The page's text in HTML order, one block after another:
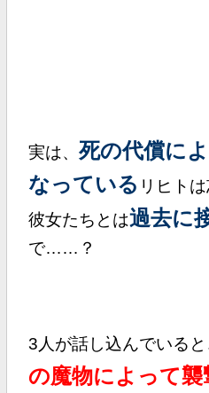
実は、 死の代償に
なっている リヒト
彼女たちとは過去に
で……？
3人が話し込んでいる
の魔物によって襲